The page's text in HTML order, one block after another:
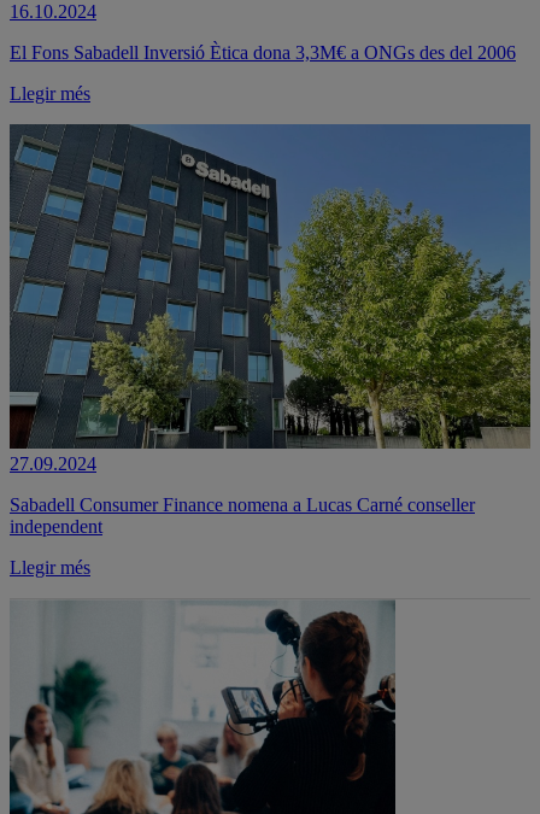
16.10.2024
El Fons Sabadell Inversió Ètica dona 3,3M€ a ONGs des del 2006
Llegir més
27.09.2024
Sabadell Consumer Finance nomena a Lucas Carné conseller
independent
Llegir més